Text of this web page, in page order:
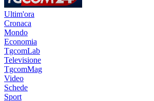
Ultim'ora
Cronaca
Mondo
Economia
TgcomLab
Televisione
TgcomMag
Video
Schede
Sport